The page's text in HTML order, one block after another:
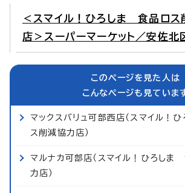
＜スマイル！ひろしま 食品ロス
店＞スーパーマーケット／安佐北
このページを見た人は
こんなページも見ていま
マックスバリュ可部西店（スマイル！
ス削減協力店）
マルナカ可部店（スマイル！ひろしま
力店）